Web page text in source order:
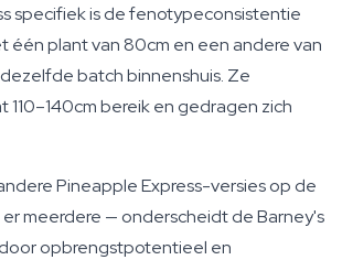
specifiek is de fenotypeconsistentie
één plant van 80cm en een andere van
batch binnenshuis. Ze
110–140cm bereik en gedragen zich
Pineapple Express-versies op de
meerdere — onderscheidt de Barney's
opbrengstpotentieel en